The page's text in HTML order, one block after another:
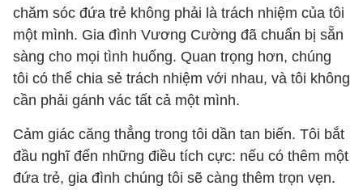
chăm sóc đứa trẻ không phải là trách nhiệm của tôi
một mình. Gia đình Vương Cường đã chuẩn bị sẵn
sàng cho mọi tình huống. Quan trọng hơn, chúng
tôi có thể chia sẻ trách nhiệm với nhau, và tôi không
cần phải gánh vác tất cả một mình.
Cảm giác căng thẳng trong tôi dần tan biến. Tôi bắt
đầu nghĩ đến những điều tích cực: nếu có thêm một
đứa trẻ, gia đình chúng tôi sẽ càng thêm trọn vẹn.